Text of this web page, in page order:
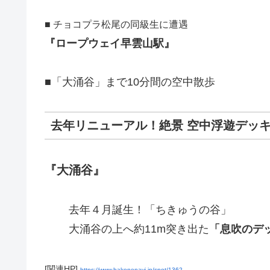
■ チョコプラ松尾の同級生に遭遇
『ロープウェイ早雲山駅』
■「大涌谷」まで10分間の空中散歩
去年リニューアル！絶景 空中浮遊デッキ
『大涌谷』
去年４月誕生！「ちきゅうの谷」
大涌谷の上へ約11m突き出た 「息吹のデ